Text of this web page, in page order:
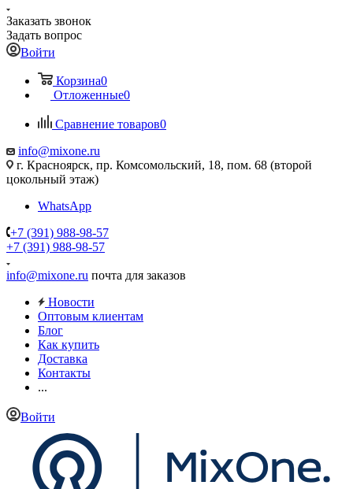
Заказать звонок
Задать вопрос
Войти
Корзина0
Отложенные0
Сравнение товаров0
info@mixone.ru
г. Красноярск, пр. Комсомольский, 18, пом. 68 (второй
цокольный этаж)
WhatsApp
+7 (391) 988-98-57
+7 (391) 988-98-57
info@mixone.ru почта для заказов
Новости
Оптовым клиентам
Блог
Как купить
Доставка
Контакты
...
Войти